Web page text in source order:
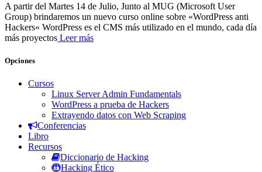
A partir del Martes 14 de Julio, Junto al MUG (Microsoft User
Group) brindaremos un nuevo curso online sobre «WordPress anti
Hackers« WordPress es el CMS más utilizado en el mundo, cada día
más proyectos Leer más
Opciones
Cursos
Linux Server Admin Fundamentals
WordPress a prueba de Hackers
Extrayendo datos con Web Scraping
Conferencias
Libro
Recursos
Diccionario de Hacking
Hacking Ético